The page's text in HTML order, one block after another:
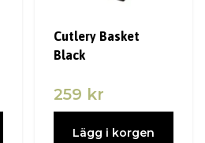
Cutlery Basket
Black
259 kr
Lägg i korgen